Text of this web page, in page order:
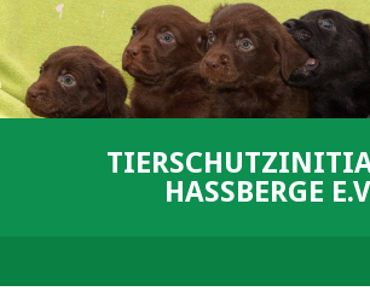
HASSBERGE E.V.